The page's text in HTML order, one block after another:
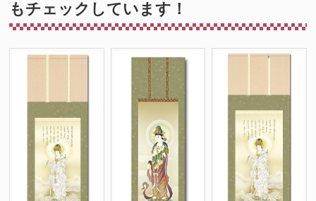
もチェックしています！